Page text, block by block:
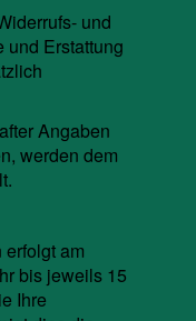
und
und Erstattung
Angaben
werden dem
am
bis jeweils 15
Ihre